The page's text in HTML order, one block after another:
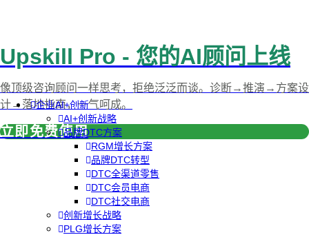
企业AI+创新
AI+创新战略
品牌DTC方案
RGM增长方案
品牌DTC转型
DTC全渠道零售
DTC会员电商
DTC社交电商
创新增长战略
PLG增长方案
Upskill Pro - 您的AI顾问上线
像顶级咨询顾问一样思考，拒绝泛泛而谈。诊断→推演→方案设
计→落地指南，一气呵成。
立即免费使用